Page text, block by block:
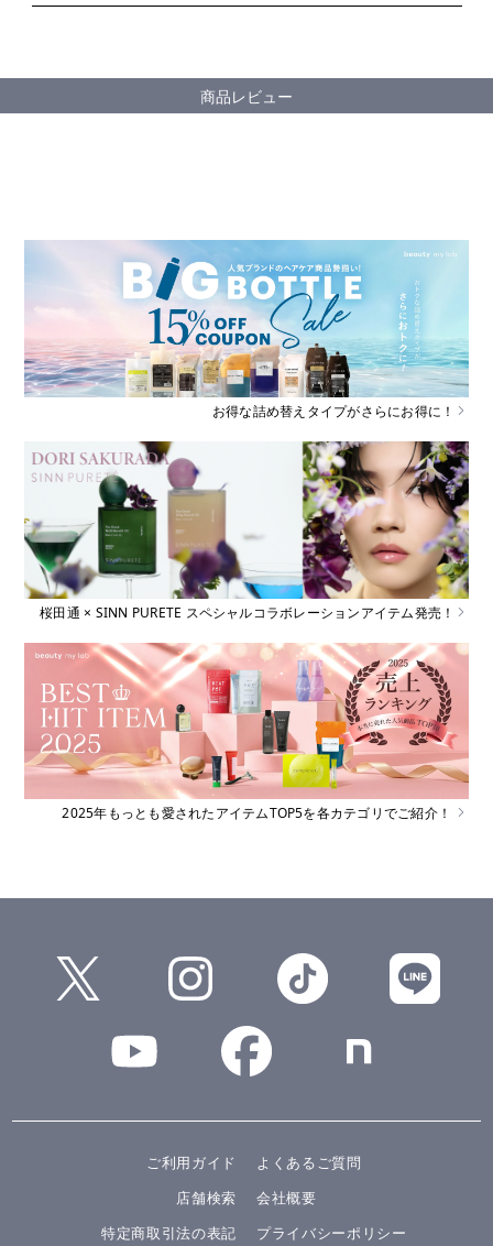
商品レビュー
お得な詰め替えタイプがさらにお得に！
桜田通 × SINN PURETE スペシャルコラボレーションアイテム発売！
2025年もっとも愛されたアイテムTOP5を各カテゴリでご紹介！
ご利用ガイド
よくあるご質問
店舗検索
会社概要
特定商取引法の表記
プライバシーポリシー